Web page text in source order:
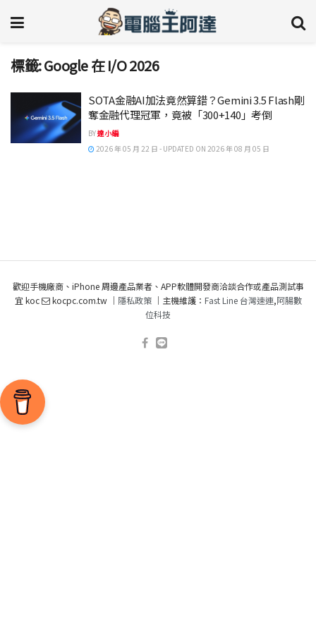
標籤:Google 在 I/O 2026
SOTA金融AI加法竟然算錯？Gemini 3.5 Flash剛
奪金融代理冠軍，竟被「300+140」考倒
BY達小編
2026 年 05 月 22 日 - UPDATED ON 2026 年 08 月 05 日
歡迎手機廠商、iPhone 周邊產品業者、APP軟體開發商洽談合作或產品測試事
宜 koc
kocpc.com.tw ｜ 隱私政策｜主機維護： Fast Line 台灣速連,阿腸數
位科技